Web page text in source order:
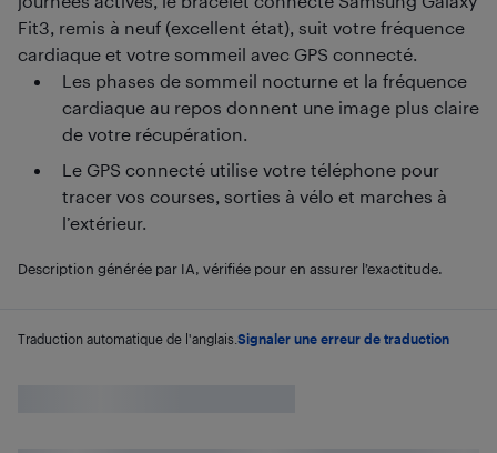
Fit3, remis à neuf (excellent état), suit votre fréquence
cardiaque et votre sommeil avec GPS connecté.
Les phases de sommeil nocturne et la fréquence
cardiaque au repos donnent une image plus claire
de votre récupération.
Le GPS connecté utilise votre téléphone pour
tracer vos courses, sorties à vélo et marches à
l’extérieur.
Description générée par IA, vérifiée pour en assurer l’exactitude.
Traduction automatique de l'anglais. Signaler une erreur de traduction